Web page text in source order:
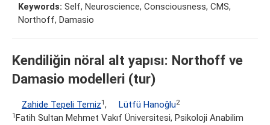
Keywords: Self, Neuroscience, Consciousness, CMS,
Northoff, Damasio
Kendiliğin nöral alt yapısı: Northoff ve
Damasio modelleri (tur)
Zahide Tepeli Temiz1, Lütfü Hanoğlu2
1Fatih Sultan Mehmet Vakıf Üniversitesi, Psikoloji Anabilim